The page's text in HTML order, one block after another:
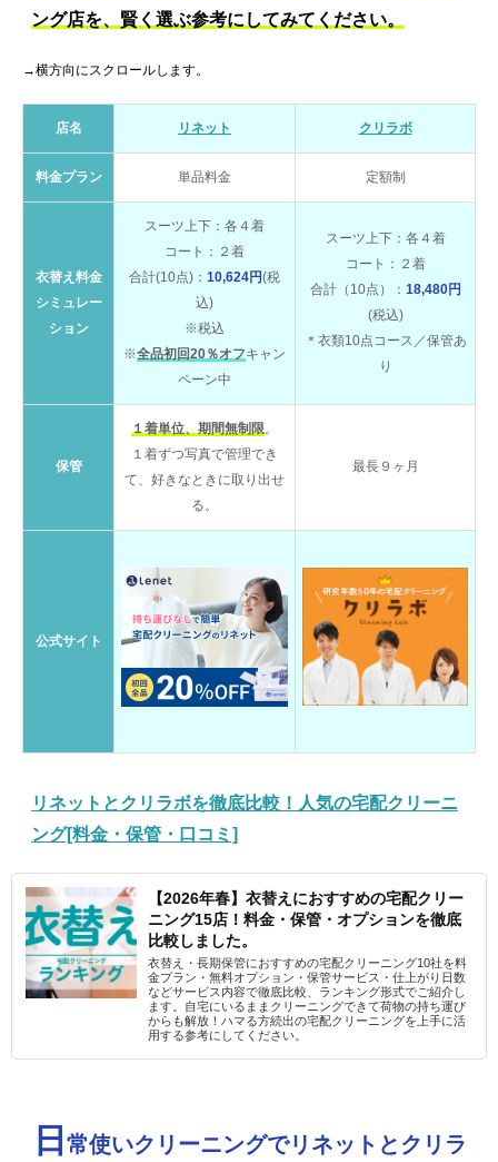
ング店を、賢く選ぶ参考にしてみてください。
→横方向にスクロールします。
店名 リネット クリラボ
料金プラン 単品料金 定額制
衣替え料金
シミュレー
ション
スーツ上下：各４着
コート：２着
合計(10点)： 10,624円(税
込)
※税込
※全品初回20％オフキャン
ペーン中
スーツ上下：各４着
コート：２着
合計（10点）： 18,480円
(税込)
＊衣類10点コース／保管あ
り
保管
１着単位、期間無制限。
１着ずつ写真で管理でき
て、好きなときに取り出せ
る。
最長９ヶ月
公式サイト
リネットとクリラボを徹底比較！人気の宅配クリーニ
ング[料金・保管・口コミ]
【2026年春】衣替えにおすすめの宅配クリー
ニング15店！料金・保管・オプションを徹底
比較しました。
衣替え・長期保管におすすめの宅配クリーニング10社を料
金プラン・無料オプション・保管サービス・仕上がり日数
などサービス内容で徹底比較、ランキング形式でご紹介し
ます。自宅にいるままクリーニングできて荷物の持ち運び
からも解放！ハマる方続出の宅配クリーニングを上手に活
用する参考にしてください。
日 常使いクリーニングでリネットとクリラ